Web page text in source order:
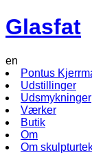
Glasfat
en
Pontus
Udstillinger
Udsmykninger
Værker
Butik
Om
Om